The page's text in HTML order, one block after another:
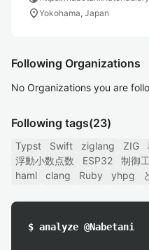
location_onYokohama, Japan
Following Organizations
No Organizations you are
Following tags(23)
Typst Swift ziglang ZIG
浮動小数点数
ESP32 制御
haml
clang Ruby yhpg
$ analyze @Nabetani